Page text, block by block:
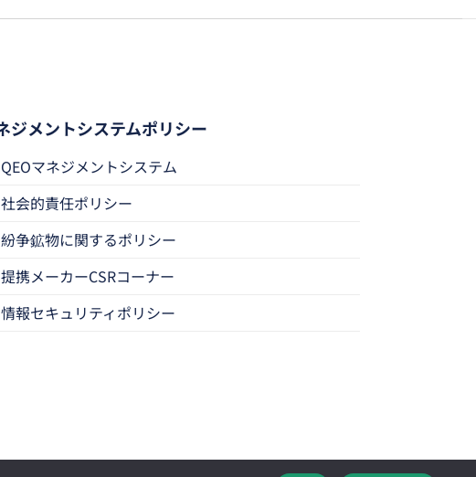
ジメントシステムポリシー
QEOマネジメントシステム
社会的責任ポリシー
紛争鉱物に関するポリシー
提携メーカーCSRコーナー
情報セキュリティポリシー